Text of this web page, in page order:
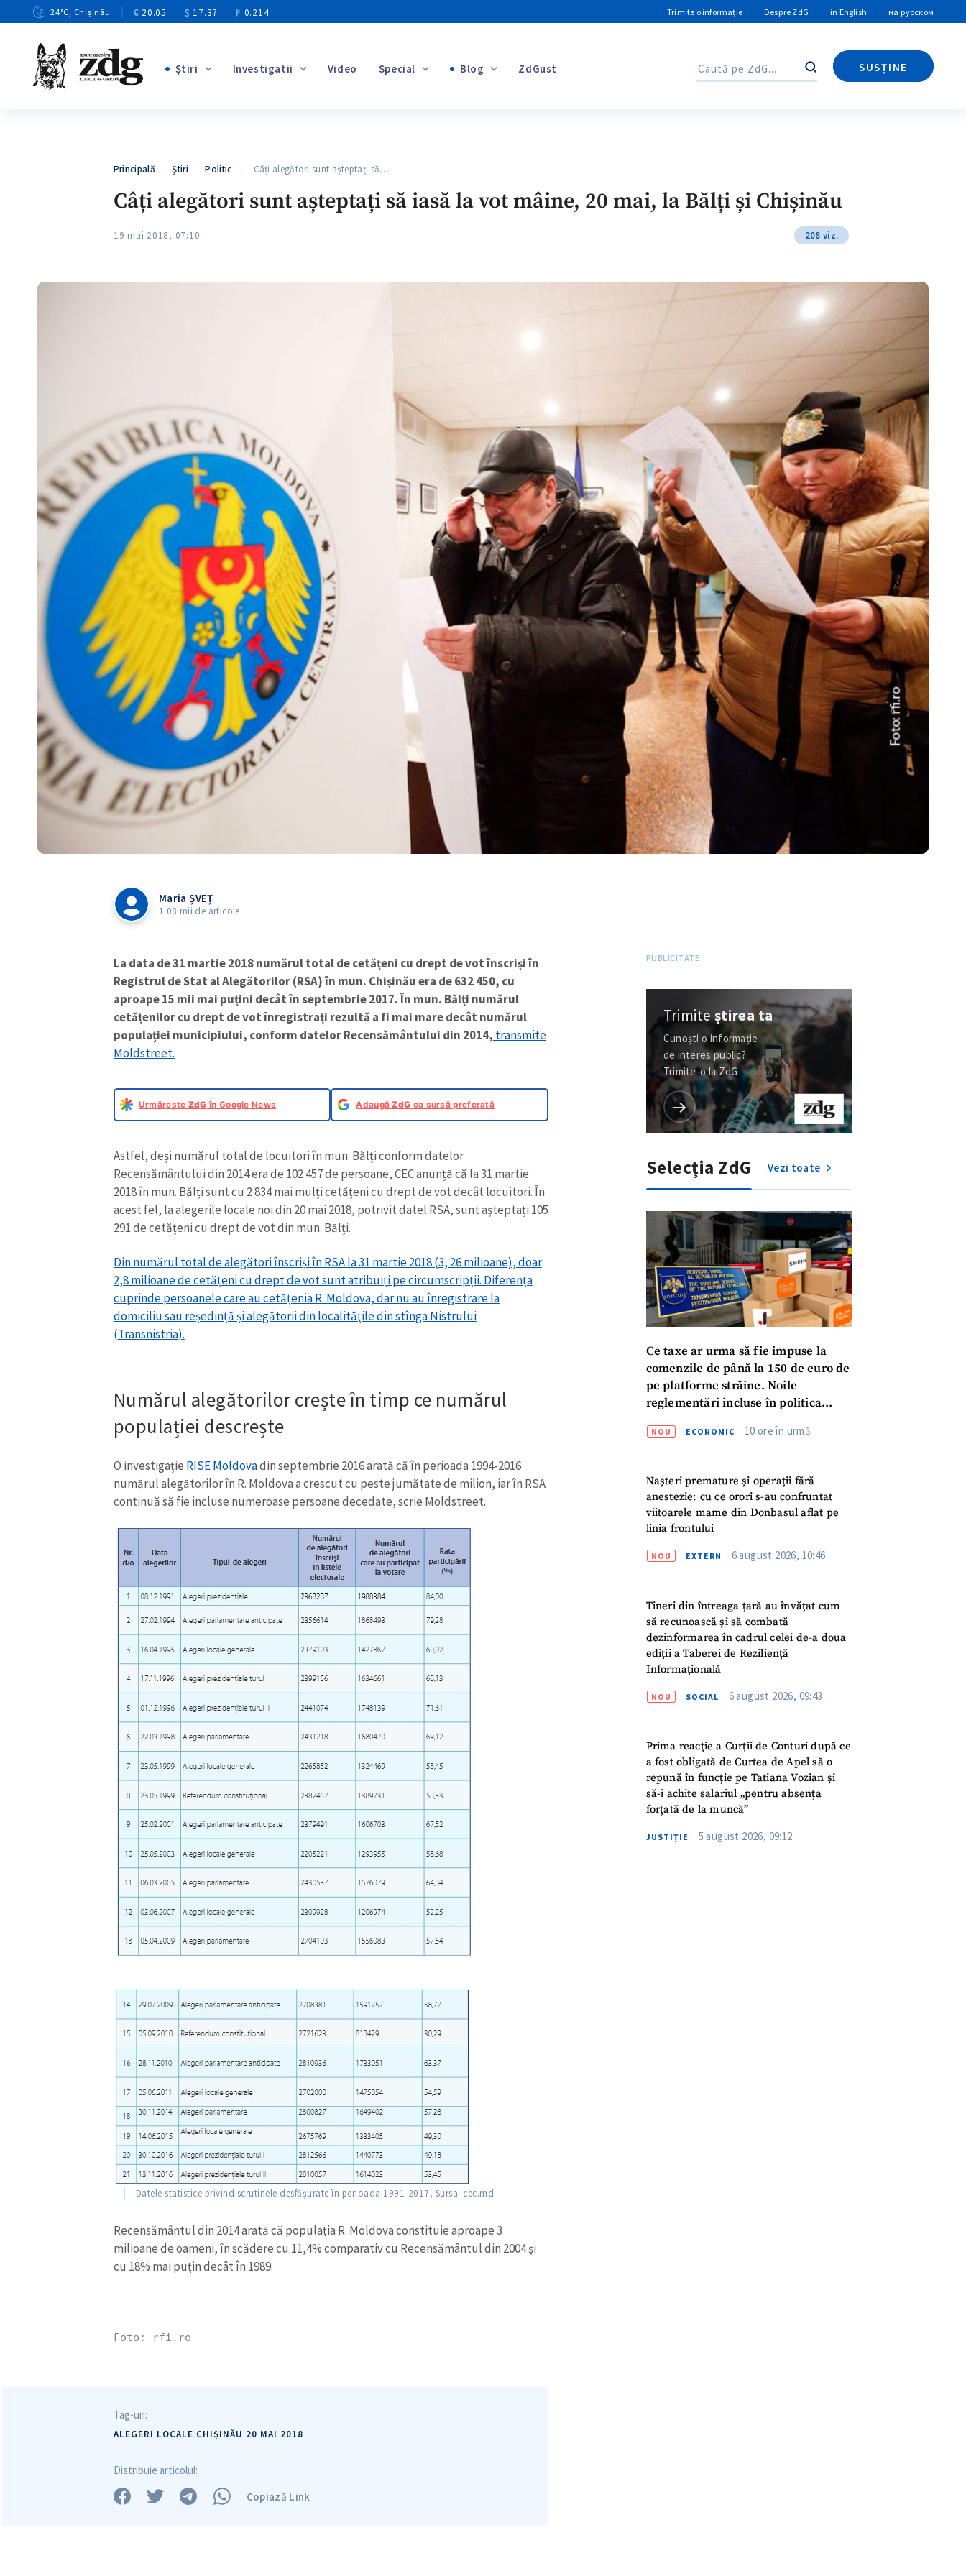
24°C, Chișinău € 20.05 $ 17.37 ₽ 0.214 Trimite o informație Despre ZdG in English на русском
Ştiri Investigatii Video Special Blog ZdGust Caută
SUSȚINE
Caută
Principală —Ştiri —Politic — Câți alegători sunt așteptați să…
Câți alegători sunt așteptați să iasă la vot mâine, 20 mai, la Bălți și Chișinău
19 mai 2018, 07:10 208 viz.
Maria ȘVEȚ
1.08 mii de articole
La data de 31 martie 2018 numărul total de cetățeni cu drept de vot înscriși în
Registrul de Stat al Alegătorilor (RSA) în mun. Chișinău era de 632 450, cu
aproape 15 mii mai puțini decât în septembrie 2017. În mun. Bălți numărul
cetățenilor cu drept de vot înregistrați rezultă a fi mai mare decât numărul
populației municipiului, conform datelor Recensământului din 2014, transmite
Moldstreet.
Urmărește ZdG în Google News AdaugăZdG ca sursă preferată
Astfel, deși numărul total de locuitori în mun. Bălți conform datelor
Recensământului din 2014 era de 102 457 de persoane, CEC anunță că la 31 martie
2018 în mun. Bălți sunt cu 2 834 mai mulți cetățeni cu drept de vot decât locuitori. În
acest fel, la alegerile locale noi din 20 mai 2018, potrivit datel RSA, sunt așteptați 105
291 de cetățeni cu drept de vot din mun. Bălți.
Din numărul total de alegători înscriși în RSA la 31 martie 2018 (3, 26 milioane), doar
2,8 milioane de cetățeni cu drept de vot sunt atribuiți pe circumscripții. Diferența
cuprinde persoanele care au cetățenia R. Moldova, dar nu au înregistrare la
domiciliu sau reședință și alegătorii din localităţile din stînga Nistrului
(Transnistria).
Numărul alegătorilor crește în timp ce numărul
populației descrește
O investigație RISE Moldovadin septembrie 2016 arată că în perioada 1994-2016
numărul alegătorilor în R. Moldova a crescut cu peste jumătate de milion, iar în RSA
continuă să fie incluse numeroase persoane decedate, scrie Moldstreet.
Datele statistice privind scrutinele desfășurate în perioada 1991-2017, Sursa: cec.md
Recensământul din 2014 arată că populația R. Moldova constituie aproape 3
milioane de oameni, în scădere cu 11,4% comparativ cu Recensământul din 2004 și
cu 18% mai puțin decât în 1989.
Foto: rfi.ro
Tag-uri:
ALEGERI LOCALE CHIȘINĂU 20 MAI 2018
Distribuie articolul:
Copiază Link
Trimiteștirea ta
Cunoști o informație
de interes public?
Trimite-o la ZdG
Selecția ZdG Vezi toate
Ce taxe ar urma să fie impuse la
comenzile de până la 150 de euro de
pe platforme străine. Noile
reglementări incluse în politica
NOU ECONOMIC 10 ore în urmă
Nașteri premature și operații fără
anestezie: cu ce orori s-au confruntat
viitoarele mame din Donbasul aflat pe
linia frontului
NOU EXTERN 6 august 2026, 10:46
Tineri din întreaga țară au învățat cum
să recunoască și să combată
dezinformarea în cadrul celei de-a doua
ediții a Taberei de Reziliență
Informațională
NOU SOCIAL 6 august 2026, 09:43
Prima reacție a Curții de Conturi după ce
a fost obligată de Curtea de Apel să o
repună în funcție pe Tatiana Vozian și
să-i achite salariul „pentru absența
forțată de la muncă”
JUSTIȚIE 5 august 2026, 09:12
+ Adaugă titlu
Fotografie + Încarcă imagine
Link media + Link media
Mesajul știrei + Mesajul știrei
+ Emailul meu
+ Telefon personal